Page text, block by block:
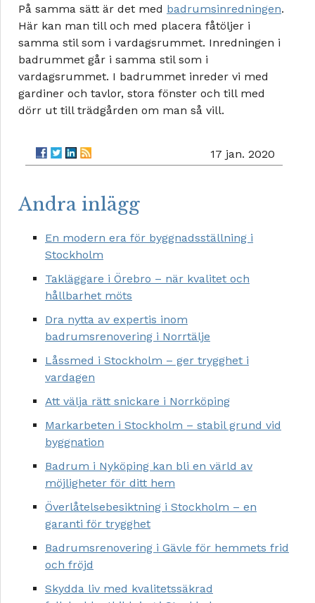
På samma sätt är det med badrumsinredningen.
Här kan man till och med placera fåtöljer i
samma stil som i vardagsrummet. Inredningen i
badrummet går i samma stil som i
vardagsrummet. I badrummet inreder vi med
gardiner och tavlor, stora fönster och till med
dörr ut till trädgården om man så vill.
17 jan. 2020
Andra inlägg
En modern era för byggnadsställning i
Stockholm
Takläggare i Örebro – när kvalitet och
hållbarhet möts
Dra nytta av expertis inom
badrumsrenovering i Norrtälje
Låssmed i Stockholm – ger trygghet i
vardagen
Att välja rätt snickare i Norrköping
Markarbeten i Stockholm – stabil grund vid
byggnation
Badrum i Nyköping kan bli en värld av
möjligheter för ditt hem
Överlåtelsebesiktning i Stockholm – en
garanti för trygghet
Badrumsrenovering i Gävle för hemmets frid
och fröjd
Skydda liv med kvalitetssäkrad